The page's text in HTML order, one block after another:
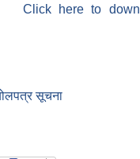
Click here to
सूचना